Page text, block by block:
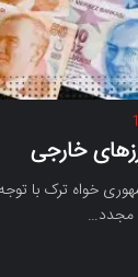
خارجی
خواه ترک با
مجدد…